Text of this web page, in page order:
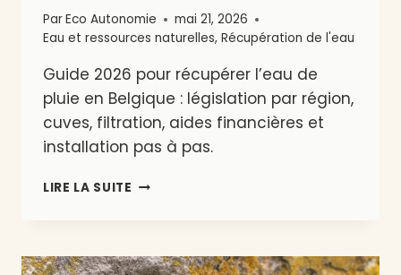
ParEco Autonomie
mai 21, 2026
Eau et ressources naturelles, Récupération de l'eau
Guide 2026 pour récupérer l’eau de
pluie en Belgique : législation par région,
cuves, filtration, aides financières et
installation pas à pas.
LIRE LA SUITE RÉCUPÉRER
EN